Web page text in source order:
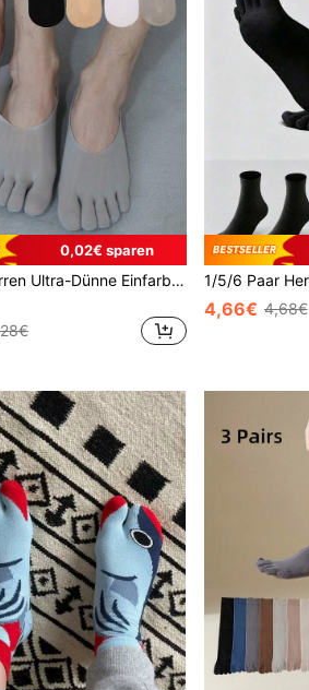
0,02€ sparen
4 Paar Herren Ultra-Dünne Einfarbige Fünf-Zehen-No-Show-Socken, Zehentrenner Kurze Socken, Geruchshemmend, Feuchtigkeitsableitend, Atmungsaktiv, Geeignet für Warmes und Heißes Wetter
4,66€ 4,68€